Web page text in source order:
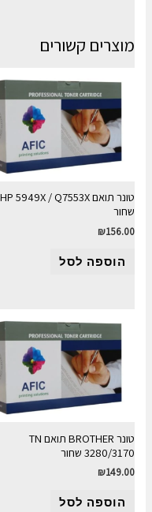
מוצרים קשורים
טונר תואם HP 5949X / Q7553X
שחור
₪156.00
הוספה לסל
טונר BROTHER תואם TN
3280/3170 שחור
₪149.00
הוספה לסל